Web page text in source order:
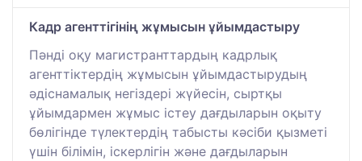
Кадр агенттігінің жұмысын ұйымдастыру
Пәнді оқу магистранттардың кадрлық
агенттіктердің жұмысын ұйымдастырудың
әдіснамалық негіздері жүйесін, сыртқы
ұйымдармен жұмыс істеу дағдыларын оқыту
бөлігінде түлектердің табысты кәсіби қызметі
үшін білімін, іскерлігін және дағдыларын